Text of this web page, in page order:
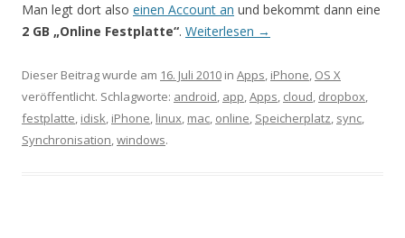
Man legt dort also einen Account an und bekommt dann eine
2 GB „Online Festplatte“. Weiterlesen →
Dieser Beitrag wurde am 16. Juli 2010 in Apps, iPhone, OS X
veröffentlicht. Schlagworte: android, app,Apps, cloud, dropbox,
festplatte, idisk, iPhone, linux, mac, online, Speicherplatz, sync,
Synchronisation,windows.